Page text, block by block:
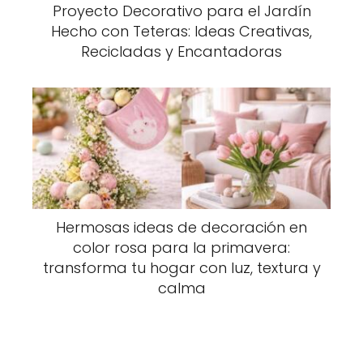
Proyecto Decorativo para el Jardín
Hecho con Teteras: Ideas Creativas,
Recicladas y Encantadoras
Hermosas ideas de decoración en
color rosa para la primavera:
transforma tu hogar con luz, textura y
calma